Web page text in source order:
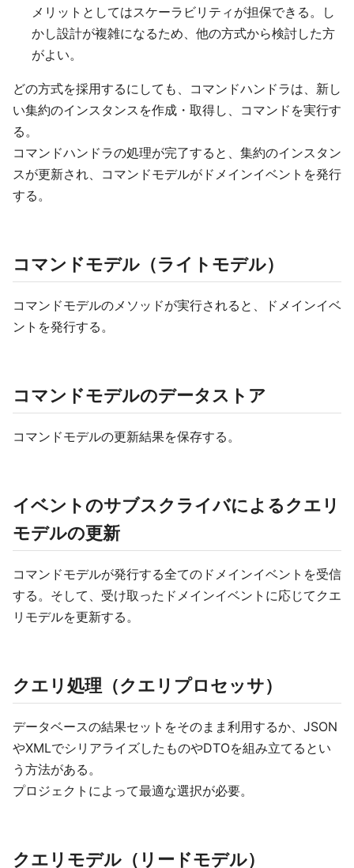
メリットとしてはスケーラビリティが担保できる。し
かし設計が複雑になるため、他の方式から検討した方
がよい。
どの方式を採用するにしても、コマンドハンドラは、新し
い集約のインスタンスを作成・取得し、コマンドを実行す
る。
コマンドハンドラの処理が完了すると、集約のインスタン
スが更新され、コマンドモデルがドメインイベントを発行
する。
コマンドモデル（ライトモデル）
コマンドモデルのメソッドが実行されると、ドメインイベ
ントを発行する。
コマンドモデルのデータストア
コマンドモデルの更新結果を保存する。
イベントのサブスクライバによるクエリ
モデルの更新
コマンドモデルが発行する全てのドメインイベントを受信
する。そして、受け取ったドメインイベントに応じてクエ
リモデルを更新する。
クエリ処理（クエリプロセッサ）
データベースの結果セットをそのまま利用するか、JSON
やXMLでシリアライズしたものやDTOを組み立てるとい
う方法がある。
プロジェクトによって最適な選択が必要。
クエリモデル（リードモデル）